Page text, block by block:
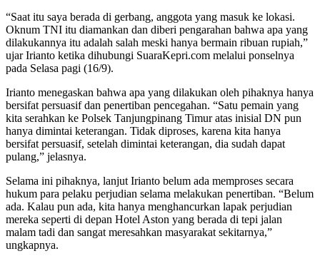
“Saat itu saya berada di gerbang, anggota yang masuk ke lokasi.
Oknum TNI itu diamankan dan diberi pengarahan bahwa apa yang
dilakukannya itu adalah salah meski hanya bermain ribuan rupiah,”
ujar Irianto ketika dihubungi SuaraKepri.com melalui ponselnya
pada Selasa pagi (16/9).
Irianto menegaskan bahwa apa yang dilakukan oleh pihaknya hanya
bersifat persuasif dan penertiban pencegahan. “Satu pemain yang
kita serahkan ke Polsek Tanjungpinang Timur atas inisial DN pun
hanya dimintai keterangan. Tidak diproses, karena kita hanya
bersifat persuasif, setelah dimintai keterangan, dia sudah dapat
pulang,” jelasnya.
Selama ini pihaknya, lanjut Irianto belum ada memproses secara
hukum para pelaku perjudian selama melakukan penertiban. “Belum
ada. Kalau pun ada, kita hanya menghancurkan lapak perjudian
mereka seperti di depan Hotel Aston yang berada di tepi jalan
malam tadi dan sangat meresahkan masyarakat sekitarnya,”
ungkapnya.